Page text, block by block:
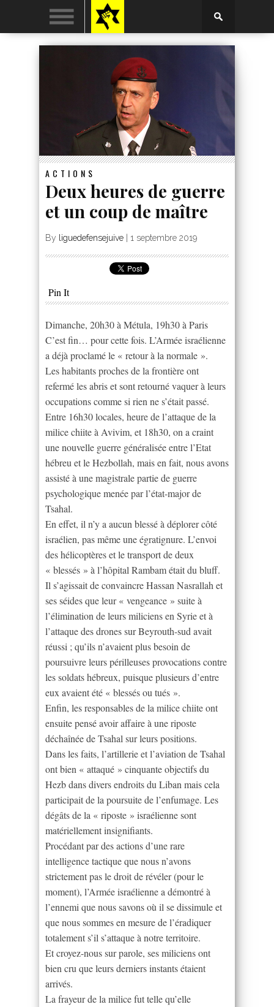
ACTIONS
Deux heures de guerre
et un coup de maître
By liguedefensejuive 1 septembre 2019
Pin It
Dimanche, 20h30 à Métula, 19h30 à Paris
C’est fin… pour cette fois. L’Armée israélienne
a déjà proclamé le « retour à la normale ».
Les habitants proches de la frontière ont
refermé les abris et sont retourné vaquer à leurs
occupations comme si rien ne s’était passé.
Entre 16h30 locales, heure de l’attaque de la
milice chiite à Avivim, et 18h30, on a craint
une nouvelle guerre généralisée entre l’Etat
hébreu et le Hezbollah, mais en fait, nous avons
assisté à une magistrale partie de guerre
psychologique menée par l’état-major de
Tsahal.
En effet, il n’y a aucun blessé à déplorer côté
israélien, pas même une égratignure. L’envoi
des hélicoptères et le transport de deux
« blessés » à l’hôpital Rambam était du bluff.
Il s’agissait de convaincre Hassan Nasrallah et
ses séides que leur « vengeance » suite à
l’élimination de leurs miliciens en Syrie et à
l’attaque des drones sur Beyrouth-sud avait
réussi ; qu’ils n’avaient plus besoin de
poursuivre leurs périlleuses provocations contre
les soldats hébreux, puisque plusieurs d’entre
eux avaient été « blessés ou tués ».
Enfin, les responsables de la milice chiite ont
ensuite pensé avoir affaire à une riposte
déchaînée de Tsahal sur leurs positions.
Dans les faits, l’artillerie et l’aviation de Tsahal
ont bien « attaqué » cinquante objectifs du
Hezb dans divers endroits du Liban mais cela
participait de la poursuite de l’enfumage. Les
dégâts de la « riposte » israélienne sont
matériellement insignifiants.
Procédant par des actions d’une rare
intelligence tactique que nous n’avons
strictement pas le droit de révéler (pour le
moment), l’Armée israélienne a démontré à
l’ennemi que nous savons où il se dissimule et
que nous sommes en mesure de l’éradiquer
totalement s’il s’attaque à notre territoire.
Et croyez-nous sur parole, ses miliciens ont
bien cru que leurs derniers instants étaient
arrivés.
La frayeur de la milice fut telle qu’elle